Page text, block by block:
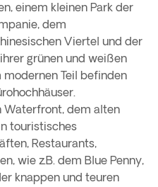
einem kleinen Park der
dem
Viertel und der
grünen und weißen
modernen Teil befinden
Waterfront, dem alten
touristisches
Restaurants,
wie z.B. dem Blue Penny,
knappen und teuren